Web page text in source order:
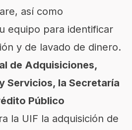
así como
equipo para identificar
y de lavado de dinero.
de Adquisiciones,
Servicios, la Secretaría
Público
la UIF la adquisición de